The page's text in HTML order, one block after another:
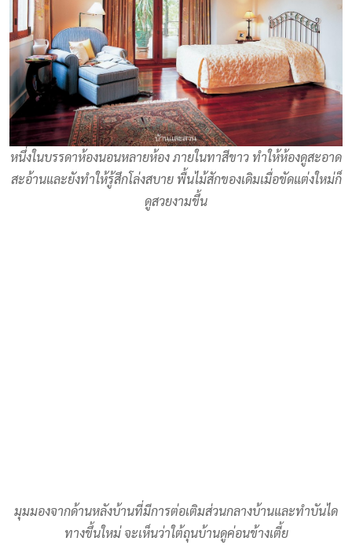
หนึ่งในบรรดาห้องนอนหลายห้อง ภายในทาสีขาว ทำให้ห้องดูสะอาด
สะอ้านและยังทำให้รู้สึกโล่งสบาย พื้นไม้สักของเดิมเมื่อขัดแต่งใหม่ก็
ดูสวยงามขึ้น
มุมมองจากด้านหลังบ้านที่มีการต่อเติมส่วนกลางบ้านและทำบันได
ทางขึ้นใหม่ จะเห็นว่าใต้ถุนบ้านดูค่อนข้างเตี้ย